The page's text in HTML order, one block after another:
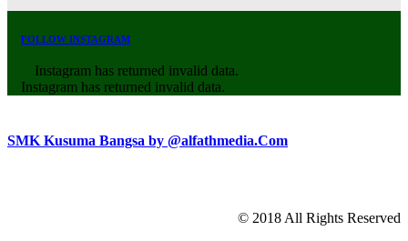
FOLLOW INSTAGRAM
Instagram has returned invalid data.
Instagram has returned invalid data.
SMK Kusuma Bangsa by @alfathmedia.Com
© 2018 All Rights Reserved